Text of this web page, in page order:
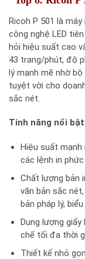
Ricoh P 501 là
công nghệ LED
hỏi hiệu suất cao
43 trang/phút, độ
lý mạnh mẽ nhờ bộ
tuyệt vời cho
sắc nét.
Tính năng nổi bật:
Hiệu suất mạnh
các lệnh in
Chất lượng bản
văn bản sắc
bản pháp lý,
Dung lượng
chế tối đa thời
Thiết kế nhỏ